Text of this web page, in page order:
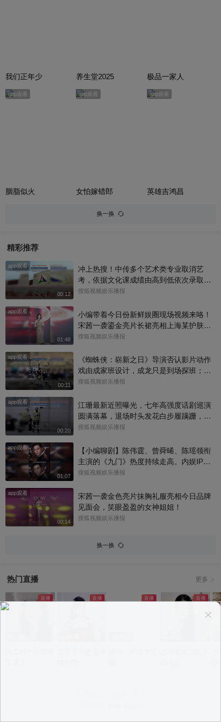
我们正年少 养生堂2025 极品一家人
app观看
胭脂似火
app观看
女怕嫁错郎
app观看
英雄吉鸿昌
换一换
精彩推荐
app观看
00:12
冲上热搜！中传多个艺术类专业取消艺
考，依据文化课成绩由高到低依次录取，
校方工作人员回复称：并不是取消艺考，
搜狐视频娱乐播报
app观看
01:48
小编带着今日份新鲜娱圈现场视频来咯！
宋茜一袭鎏金亮片长裙亮相上海某护肤品
牌举办的新品发布会，活动上，她教学护
有哪些趣事吧#宋茜
搜狐视频娱乐播报
app观看
00:11
《蜘蛛侠：崭新之日》导演否认影片动作
戏由成家班设计，成龙只是到场探班；本
片武指张鹏师从成家班的布拉德·艾伦，成
搜狐视频娱乐播报
app观看
00:20
江珊最新近照曝光，七年高强度话剧巡演
圆满落幕，退场时头发花白步履蹒跚，手
捂胸口状态疲惫
搜狐视频娱乐播报
app观看
01:07
【小编聊剧】陈伟霆、曾舜晞、陈瑶领衔
主演的《九门》热度持续走高。内娱IP改
编难得一见！陈伟霆版张启山，盗墓笔记
你心中张启山的样子？评论区聊聊吧@上
戏啦 @星同事 @小申小申 @小纪炖蘑菇
@名人狐 @元气小梨 @一张大脸 @搜狐
搜狐视频娱乐播报
app观看
00:14
宋茜一袭金色亮片抹胸礼服亮相今日品牌
见面会，笑眼盈盈的女神姐姐！
搜狐视频娱乐播报
换一换
热门直播 更多